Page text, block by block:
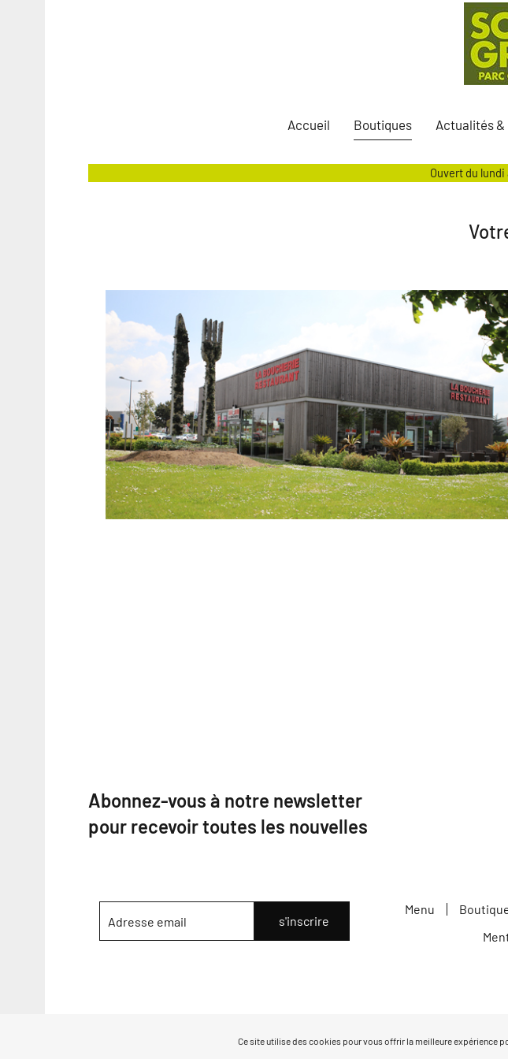
Ce site utilise des cookies pour vous offrir la meilleure expérience
Accueil Boutiques Actualités &
Ouvert du lundi
Abonnez-vous à notre newsletter
pour recevoir toutes les nouvelles
Menu